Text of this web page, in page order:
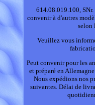
614.08.019.100,
convenir à d'autres
selon
Veuillez vous
Peut convenir pour les
et préparé en
Nous expédions nos
suivantes. Délai de